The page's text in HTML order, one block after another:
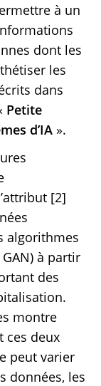
à un
dont les
les
dans
Petite
d’IA ».
[2]
algorithmes
à partir
des
montre
ces deux
peut varier
données, les